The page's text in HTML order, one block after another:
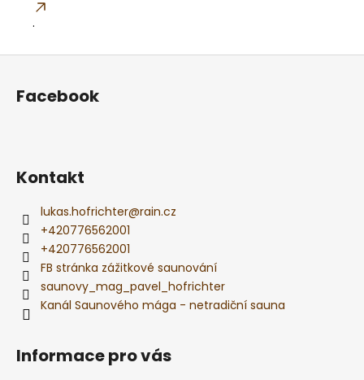
.
Z
Facebook
Kontakt
lukas.hofrichter@rain.cz
+420776562001
+420776562001
FB stránka zážitkové saunování
saunovy_mag_pavel_hofrichter
Kanál Saunového mága - netradiční sauna
Informace pro vás